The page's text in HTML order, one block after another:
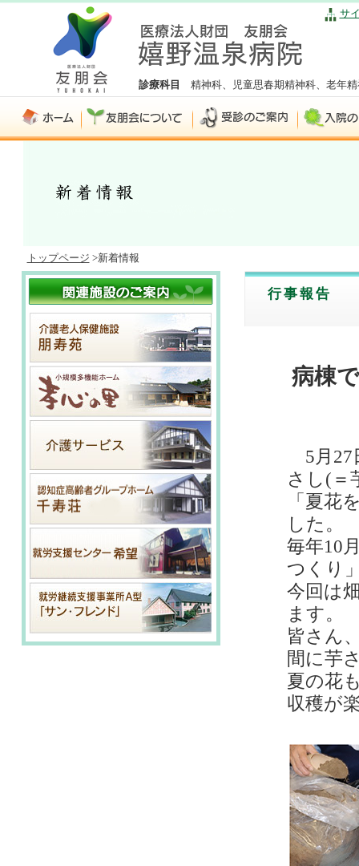
サ
診療科目 精神科、児童思春期精神科、老年
トップページ >新着情報
行事報告
病棟
5月27
さし(＝
「夏花
した。
毎年10
つくり
今回は
ます。
皆さん
間に芋
夏の花
収穫が